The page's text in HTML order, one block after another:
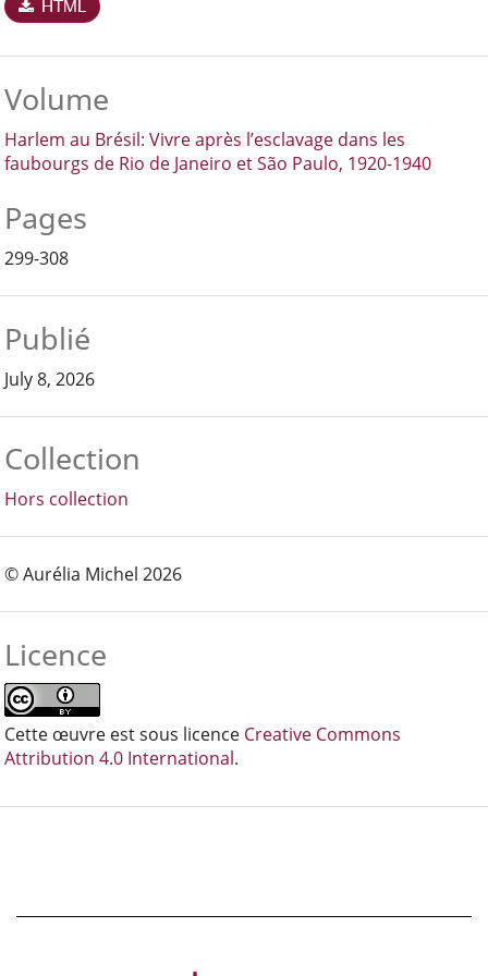
HTML
Volume
Harlem au Brésil: Vivre après l’esclavage dans les
faubourgs de Rio de Janeiro et São Paulo, 1920-1940
Pages
299-308
Publié
July 8, 2026
Collection
Hors collection
© Aurélia Michel 2026
Licence
Cette œuvre est sous licence Creative Commons
Attribution 4.0 International.